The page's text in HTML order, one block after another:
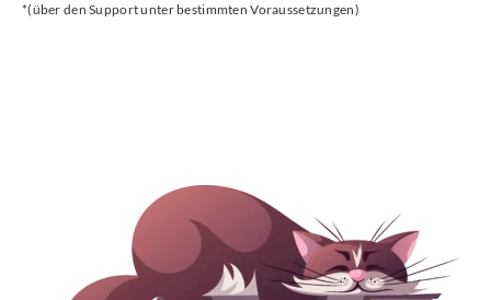
*(über den Support unter bestimmten Voraussetzungen)